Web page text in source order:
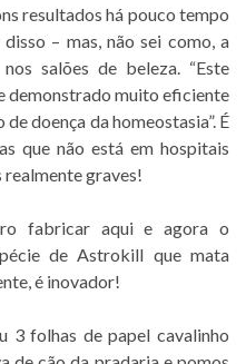
resultados há pouco tempo
– mas, não sei como, a
salões de beleza. “Este
demonstrado muito eficiente
doença da homeostasia”. É
que não está em hospitais
realmente graves!
fabricar aqui e agora o
de Astrokill que mata
é inovador!
3 folhas de papel cavalinho